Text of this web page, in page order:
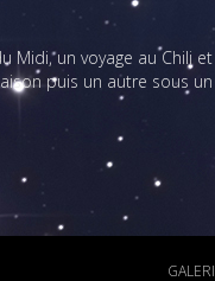
Midi, un voyage au Chili
puis un autre sous